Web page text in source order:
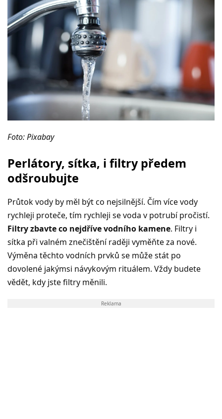
Foto: Pixabay
Perlátory, sítka, i filtry předem
odšroubujte
Průtok vody by měl být co nejsilnější. Čím více vody
rychleji proteče, tím rychleji se voda v potrubí pročistí.
Filtry zbavte co nejdříve vodního kamene. Filtry i
sítka při valném znečištění raději vyměňte za nové.
Výměna těchto vodních prvků se může stát po
dovolené jakýmsi návykovým rituálem. Vždy budete
vědět, kdy jste filtry měnili.
Reklama